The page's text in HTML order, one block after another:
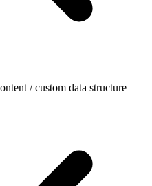
/ custom data structure